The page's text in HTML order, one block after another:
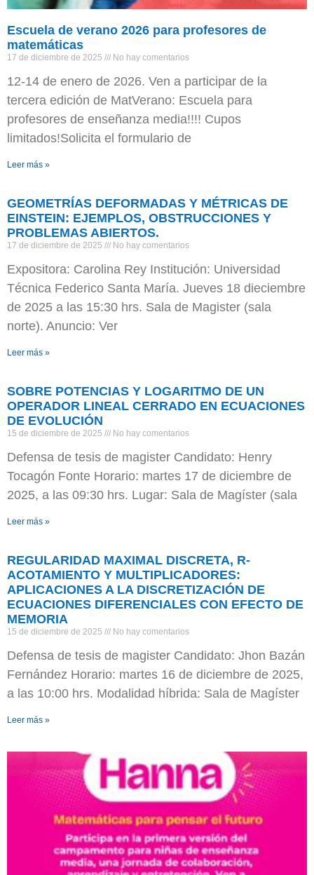
Escuela de verano 2026 para profesores de
matemáticas
17 de diciembre de 2025 No hay comentarios
12-14 de enero de 2026. Ven a participar de la
tercera edición de MatVerano: Escuela para
profesores de enseñanza media!!!! Cupos
limitados!Solicita el formulario de
Leer más »
GEOMETRÍAS DEFORMADAS Y MÉTRICAS DE
EINSTEIN: EJEMPLOS, OBSTRUCCIONES Y
PROBLEMAS ABIERTOS.
17 de diciembre de 2025 No hay comentarios
Expositora: Carolina Rey Institución: Universidad
Técnica Federico Santa María. Jueves 18 dieciembre
de 2025 a las 15:30 hrs. Sala de Magister (sala
norte). Anuncio: Ver
Leer más »
SOBRE POTENCIAS Y LOGARITMO DE UN
OPERADOR LINEAL CERRADO EN ECUACIONES
DE EVOLUCIÓN
15 de diciembre de 2025 No hay comentarios
Defensa de tesis de magister Candidato: Henry
Tocagón Fonte Horario: martes 17 de diciembre de
2025, a las 09:30 hrs. Lugar: Sala de Magíster (sala
Leer más »
REGULARIDAD MAXIMAL DISCRETA, R-
ACOTAMIENTO Y MULTIPLICADORES:
APLICACIONES A LA DISCRETIZACIÓN DE
ECUACIONES DIFERENCIALES CON EFECTO DE
MEMORIA
15 de diciembre de 2025 No hay comentarios
Defensa de tesis de magister Candidato: Jhon Bazán
Fernández Horario: martes 16 de diciembre de 2025,
a las 10:00 hrs. Modalidad híbrida: Sala de Magíster
Leer más »